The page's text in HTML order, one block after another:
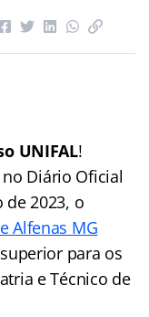
UNIFAL!
Diário Oficial
de 2023, o
Alfenas MG
para os
e Técnico de